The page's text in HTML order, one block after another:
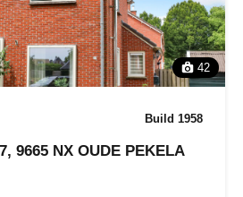
42
Build 1958
9665 NX OUDE PEKELA